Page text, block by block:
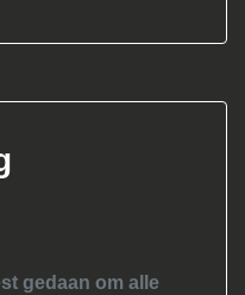
gedaan om alle